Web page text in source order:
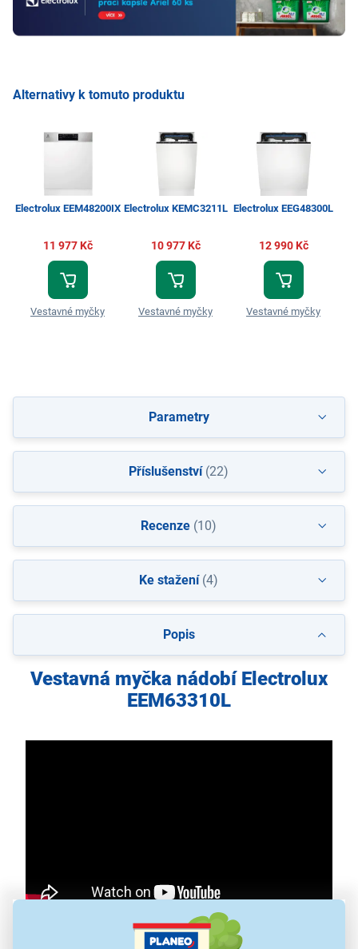
Alternativy k tomuto produktu
Electrolux EEM48200IX
11 977 Kč
Vestavné myčky
Electrolux KEMC3211L
10 977 Kč
Vestavné myčky
Electrolux EEG48300L
12 990 Kč
Vestavné myčky
Popis
Vestavná myčka nádobí Electrolux
EEM63310L
Parametry
Příslušenství(22)
Recenze (10)
Ke stažení(4)